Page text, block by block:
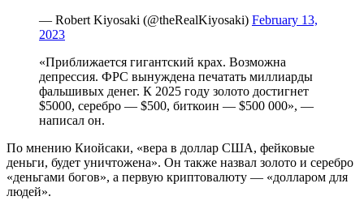
— Robert Kiyosaki (@theRealKiyosaki) February 13,
2023
«Приближается гигантский крах. Возможна
депрессия. ФРС вынуждена печатать миллиарды
фальшивых денег. К 2025 году золото достигнет
$5000, серебро — $500, биткоин — $500 000», —
написал он.
По мнению Киойсаки, «вера в доллар США, фейковые
деньги, будет уничтожена». Он также назвал золото и серебро
«деньгами богов», а первую криптовалюту — «долларом для
людей».